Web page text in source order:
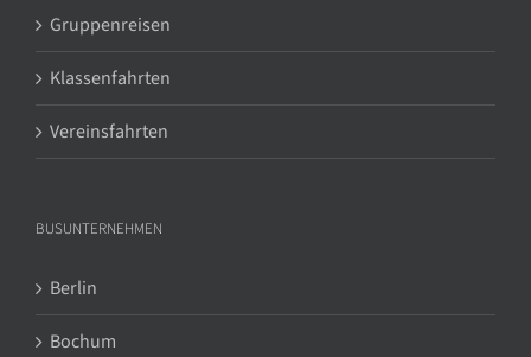
Gruppenreisen
Klassenfahrten
Vereinsfahrten
BUSUNTERNEHMEN
Berlin
Bochum